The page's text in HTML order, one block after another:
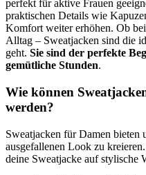
perfekt für aktive Frauen
praktischen Details wie
Komfort weiter erhöhen. Ob
Alltag – Sweatjacken sind die
geht. Sie sind der perfekte
gemütliche Stunden.
Wie können
werden?
Sweatjacken für Damen bieten
ausgefallenen Look zu
deine Sweatjacke auf stylische